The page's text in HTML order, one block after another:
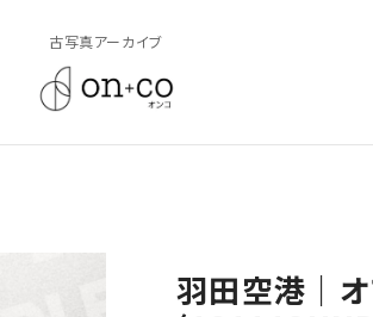
古写真アーカイブ
羽田空港｜